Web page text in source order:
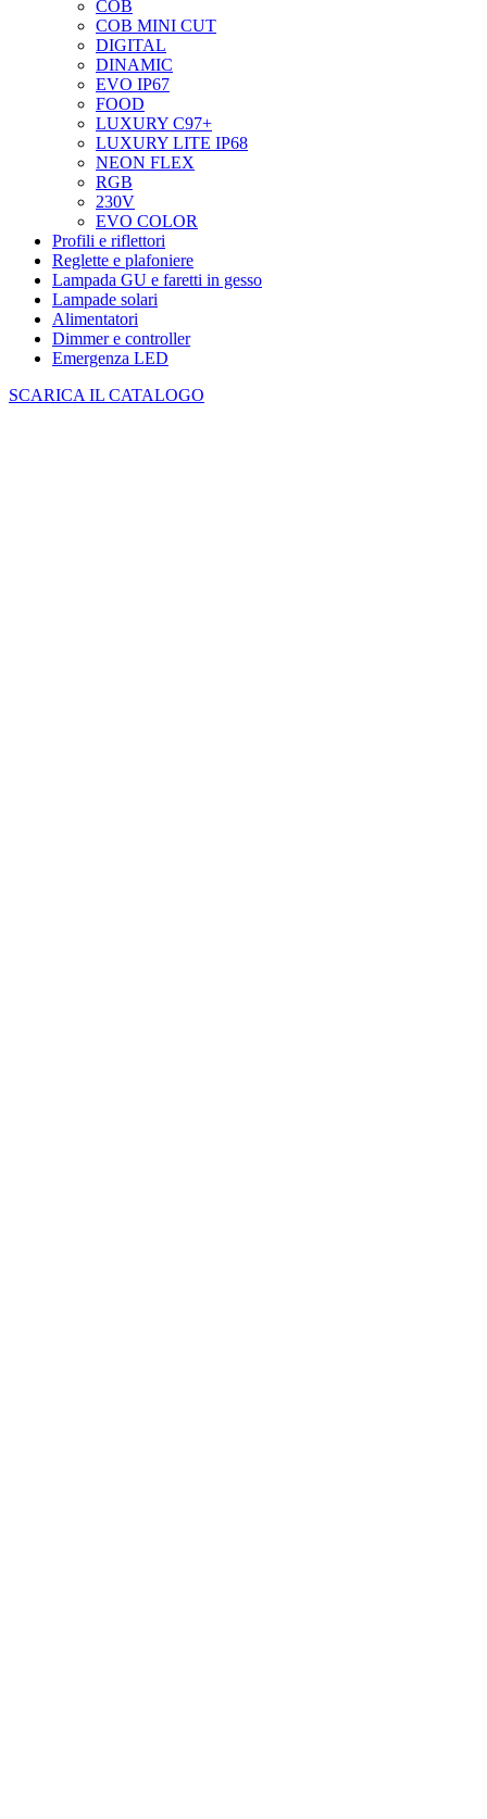
COB
COB MINI CUT
DIGITAL
DINAMIC
EVO IP67
FOOD
LUXURY C97+
LUXURY LITE IP68
NEON FLEX
RGB
230V
EVO COLOR
Profili e riflettori
Reglette e plafoniere
Lampada GU e faretti in gesso
Lampade solari
Alimentatori
Dimmer e controller
Emergenza LED
SCARICA IL CATALOGO